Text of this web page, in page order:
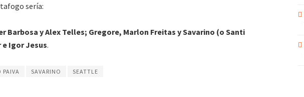
sería:
Barbosa y Alex Telles; Gregore, Marlon Freitas y Savarino (o Santi
Igor Jesus.
PAIVA SAVARINO SEATTLE